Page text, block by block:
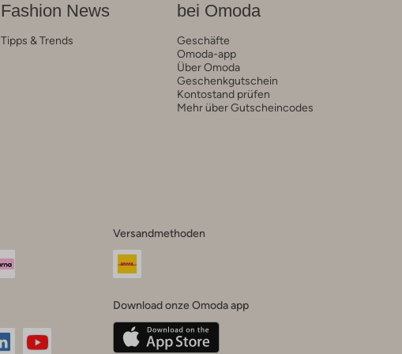
Fashion News
Tipps & Trends
bei Omoda
Geschäfte
Omoda-app
Über Omoda
Geschenkgutschein
Kontostand prüfen
Mehr über Gutscheincodes
Versandmethoden
Download onze Omoda app